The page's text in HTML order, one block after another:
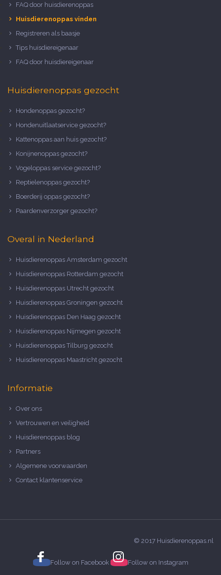
FAQ door huisdierenoppas
Huisdierenoppas vinden
Registreren als baasje
Tips huisdiereigenaar
FAQ door huisdiereigenaar
Huisdierenoppas gezocht
Hondenoppas gezocht?
Hondenuitlaatservice gezocht?
Kattenoppas aan huis gezocht?
Konijnenoppas gezocht?
Vogeloppas service gezocht?
Reptielenoppas gezocht?
Boerderij oppas gezocht?
Paardenverzorger gezocht?
Overal in Nederland
Huisdierenoppas Amsterdam gezocht
Huisdierenoppas Rotterdam gezocht
Huisdierenoppas Utrecht gezocht
Huisdierenoppas Groningen gezocht
Huisdierenoppas Den Haag gezocht
Huisdierenoppas Nijmegen gezocht
Huisdierenoppas Tilburg gezocht
Huisdierenoppas Maastricht gezocht
Informatie
Over ons
Vertrouwen en veiligheid
Huisdierenoppas blog
Partners
Algemene voorwaarden
Contact klantenservice
© 2017 Huisdierenoppas.nl
Follow on Facebook Follow on Instagram